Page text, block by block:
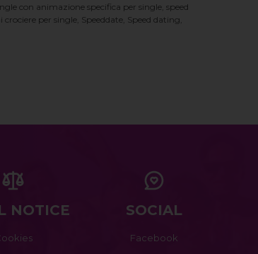
con animazione specifica per single, speed
per single, Speeddate, Speed dating,
NOTICE SOCIAL
Facebook